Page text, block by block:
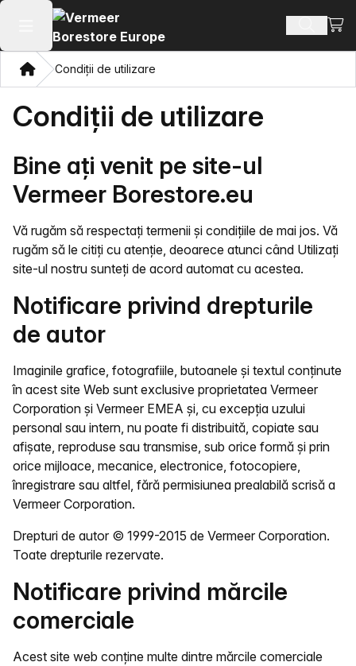
Deschide meniul principal Căutați
Domiciliu
Condiții de utilizare
Condiții de utilizare
Bine ați venit pe site-ul
Vermeer Borestore.eu
Vă rugăm să respectați termenii și condițiile de mai jos. Vă
rugăm să le citiți cu atenție, deoarece atunci când Utilizați
site-ul nostru sunteți de acord automat cu acestea.
Notificare privind drepturile
de autor
Imaginile grafice, fotografiile, butoanele și textul conținute
în acest site Web sunt exclusive proprietatea Vermeer
Corporation și Vermeer EMEA și, cu excepția uzului
personal sau intern, nu poate fi distribuită, copiate sau
afișate, reproduse sau transmise, sub orice formă și prin
orice mijloace, mecanice, electronice, fotocopiere,
înregistrare sau altfel, fără permisiunea prealabilă scrisă a
Vermeer Corporation.
Drepturi de autor © 1999-2015 de Vermeer Corporation.
Toate drepturile rezervate.
Notificare privind mărcile
comerciale
Acest site web conține multe dintre mărcile comerciale